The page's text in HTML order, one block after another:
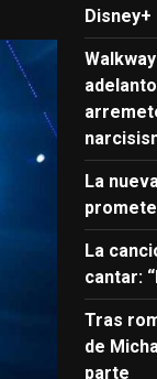
La
La
cantar:
Tras
de
parte